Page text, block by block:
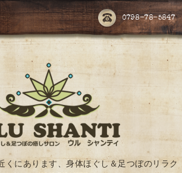
0798-78-5847
にあります、身体ほぐし＆足つぼのリラク